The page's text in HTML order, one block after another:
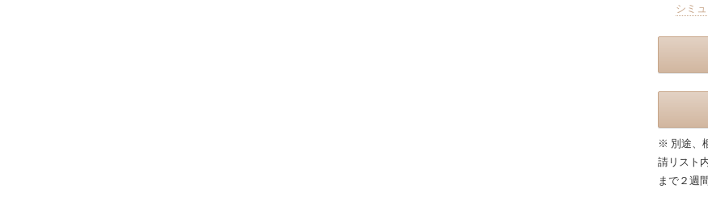
シミ
※ 別途、
請リスト
まで２週